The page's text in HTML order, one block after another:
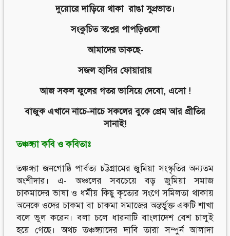
দুয়োরে দাড়িয়ে থাকা রাঙা সুপ্রভাত।
সংকুচিত স্বপ্নের পাপড়িগুলো
আমাদের ডাকছে-
সজল হাসির ফোয়ারায়
আজ সকল ফুলের গতর ভাসিয়ে দেবো, এসো !
বাজুক এখানে নাচে-নাচে সকলের বুকে প্রেম আর প্রীতির
সানাই!
তঞ্চঙ্গ্যা কবি ও কবিতাঃ
তঞ্চঙ্গ্যা জনগোষ্ঠি পার্বত্য চট্টগ্রামের জুমিয়া সংস্কৃতির অন্যতম
অংশীদার। এ- অঞ্চলের সবচেয়ে বড় জুমিয়া সমাজ
চাকমাদের ভাষা ও ধর্মীয় কিছু কৃত্যের সংগে সমিলতা থাকায়
অনেকে ওদের চাকমা বা চাকমা সমাজের অন্তর্ভুক্ত একটি শাখা
বলে ভুল করেন। বলা চলে ধারনাটি বাংলাদেশ বেশ চালুই
হয়ে গেছে। অথচ তঞ্চঙ্গ্যাদের দাবি তারা সম্পুর্ন আলাদা